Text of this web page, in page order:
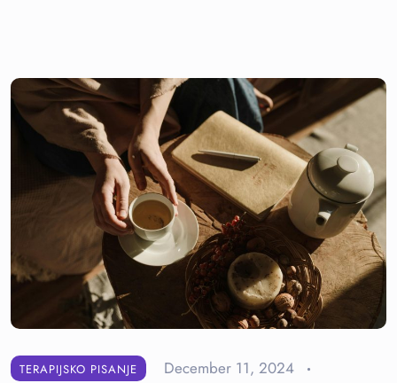
TERAPIJSKO PISANJE
December 11, 2024